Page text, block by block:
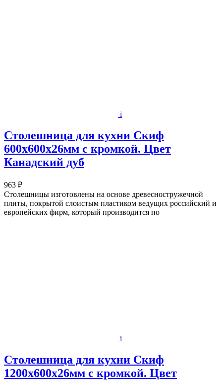
i
Столешница для кухни Скиф
600х600x26мм с кромкой. Цвет
Канадский дуб
963 ₽
Столешницы изготовлены на основе древесностружечной
плиты, покрытой слоистым пластиком ведущих российский и
европейских фирм, который производится по
i
Столешница для кухни Скиф
1200х600x26мм с кромкой. Цвет